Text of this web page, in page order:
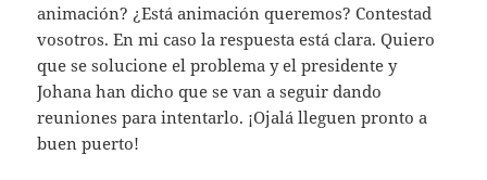
animación? ¿Está animación queremos? Contestad
vosotros. En mi caso la respuesta está clara. Quiero
que se solucione el problema y el presidente y
Johana han dicho que se van a seguir dando
reuniones para intentarlo. ¡Ojalá lleguen pronto a
buen puerto!